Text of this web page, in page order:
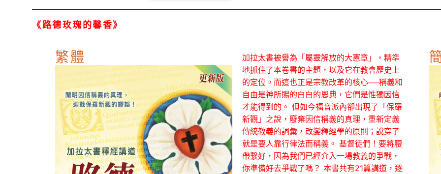
《路德玫瑰的馨香》
繁體
加拉太書被譽為「屬靈解放的大憲章」，精準
地抓住了本卷書的主題，以及它在教會歷史上
的定位。而這也正是宗教改革的核心──稱義和
自由是神所賜的白白的恩典，它們是惟獨因信
才能得到的。 但如今福音派內卻出現了「保羅
新觀」之說，廢棄因信稱義的真理，重新定義
傳統教義的詞彙，改變釋經學的原則；說穿了
就是要人靠行律法而稱義。 基督徒們！要將腰
帶繫好，因為我們已經介入一場教義的爭戰，
你準備好去爭戰了嗎？ 本書共有21篇講道，逐